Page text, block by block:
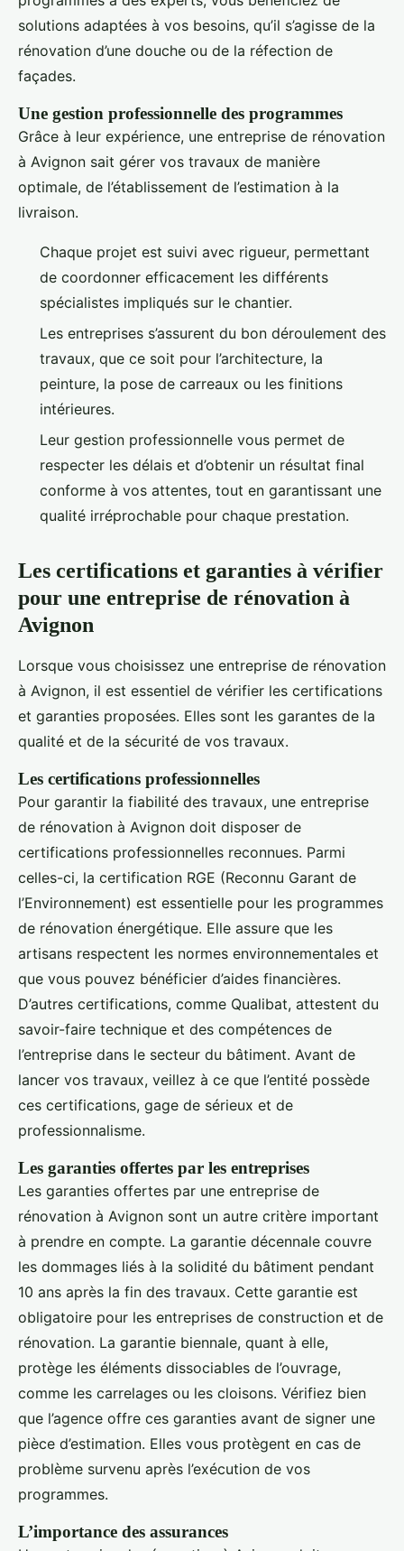
solutions adaptées à vos besoins, qu’il s’agisse de la
rénovation d’une douche ou de la réfection de
façades.
Une gestion professionnelle des programmes
Grâce à leur expérience, une entreprise de rénovation
à Avignon sait gérer vos travaux de manière
optimale, de l’établissement de l’estimation à la
livraison.
Chaque projet est suivi avec rigueur, permettant
de coordonner efficacement les différents
spécialistes impliqués sur le chantier.
Les entreprises s’assurent du bon déroulement des
travaux, que ce soit pour l’architecture, la
peinture, la pose de carreaux ou les finitions
intérieures.
Leur gestion professionnelle vous permet de
respecter les délais et d’obtenir un résultat final
conforme à vos attentes, tout en garantissant une
qualité irréprochable pour chaque prestation.
Les certifications et garanties à vérifier
pour une entreprise de rénovation à
Avignon
Lorsque vous choisissez une entreprise de rénovation
à Avignon, il est essentiel de vérifier les certifications
et garanties proposées. Elles sont les garantes de la
qualité et de la sécurité de vos travaux.
Les certifications professionnelles
Pour garantir la fiabilité des travaux, une entreprise
de rénovation à Avignon doit disposer de
certifications professionnelles reconnues. Parmi
celles-ci, la certification RGE (Reconnu Garant de
l’Environnement) est essentielle pour les programmes
de rénovation énergétique. Elle assure que les
artisans respectent les normes environnementales et
que vous pouvez bénéficier d’aides financières.
D’autres certifications, comme Qualibat, attestent du
savoir-faire technique et des compétences de
l’entreprise dans le secteur du bâtiment. Avant de
lancer vos travaux, veillez à ce que l’entité possède
ces certifications, gage de sérieux et de
professionnalisme.
Les garanties offertes par les entreprises
Les garanties offertes par une entreprise de
rénovation à Avignon sont un autre critère important
à prendre en compte. La garantie décennale couvre
les dommages liés à la solidité du bâtiment pendant
10 ans après la fin des travaux. Cette garantie est
obligatoire pour les entreprises de construction et de
rénovation. La garantie biennale, quant à elle,
protège les éléments dissociables de l’ouvrage,
comme les carrelages ou les cloisons. Vérifiez bien
que l’agence offre ces garanties avant de signer une
pièce d’estimation. Elles vous protègent en cas de
problème survenu après l’exécution de vos
programmes.
L’importance des assurances